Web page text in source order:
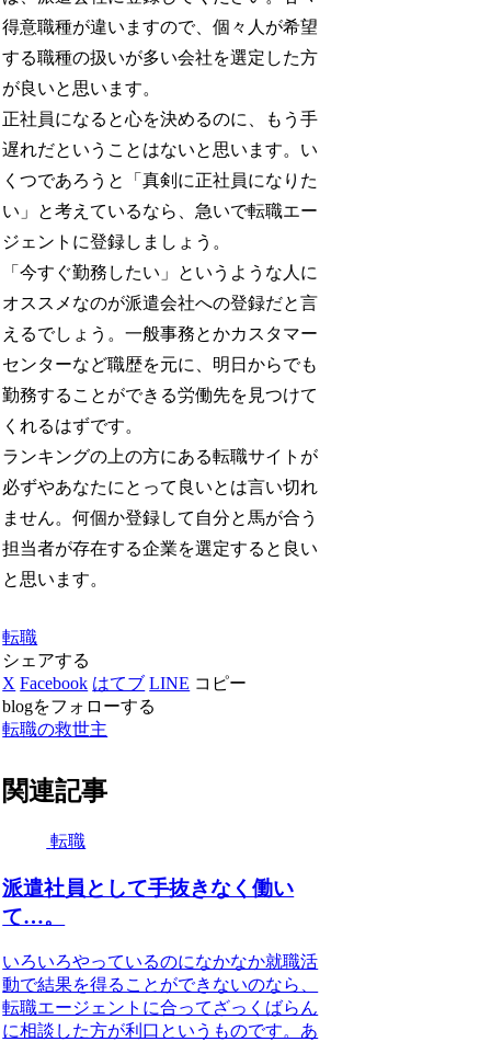
得意職種が違いますので、個々人が希望
する職種の扱いが多い会社を選定した方
が良いと思います。
正社員になると心を決めるのに、もう手
遅れだということはないと思います。い
くつであろうと「真剣に正社員になりた
い」と考えているなら、急いで転職エー
ジェントに登録しましょう。
「今すぐ勤務したい」というような人に
オススメなのが派遣会社への登録だと言
えるでしょう。一般事務とかカスタマー
センターなど職歴を元に、明日からでも
勤務することができる労働先を見つけて
くれるはずです。
ランキングの上の方にある転職サイトが
必ずやあなたにとって良いとは言い切れ
ません。何個か登録して自分と馬が合う
担当者が存在する企業を選定すると良い
と思います。
転職
シェアする
X Facebook はてブ LINE コピー
blogをフォローする
転職の救世主
関連記事
転職
派遣社員として手抜きなく働い
て…。
いろいろやっているのになかなか就職活
動で結果を得ることができないのなら、
転職エージェントに合ってざっくばらん
に相談した方が利口というものです。あ